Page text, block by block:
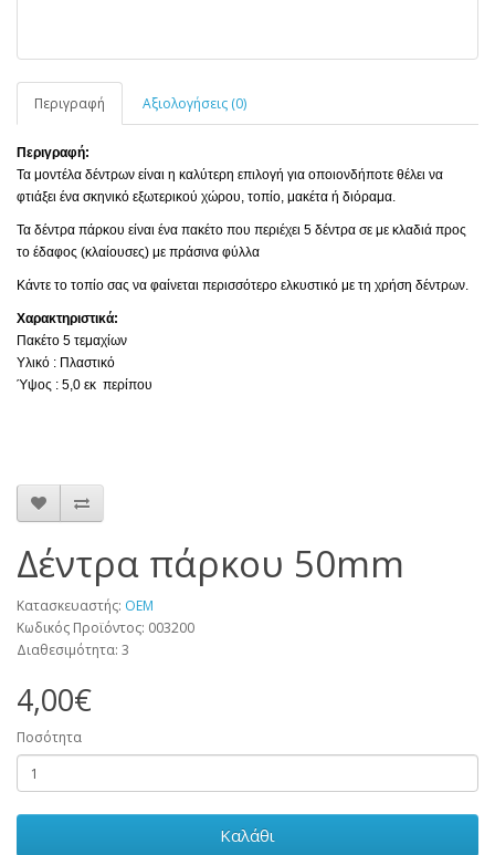
Περιγραφή Αξιολογήσεις (0)
Περιγραφή:
Τα μοντέλα δέντρων είναι η καλύτερη επιλογή για οποιονδήποτε θέλει να
φτιάξει ένα σκηνικό εξωτερικού χώρου, τοπίο, μακέτα ή διόραμα.
Τα δέντρα πάρκου είναι ένα πακέτο που περιέχει 5 δέντρα σε με κλαδιά προς
το έδαφος (κλαίουσες) με πράσινα φύλλα
Κάντε το τοπίο σας να φαίνεται περισσότερο ελκυστικό με τη χρήση δέντρων.
Χαρακτηριστικά:
Πακέτο 5 τεμαχίων
Υλικό : Πλαστικό
Ύψος : 5,0 εκ περίπου
Δέντρα πάρκου 50mm
Κατασκευαστής: OEM
Κωδικός Προϊόντος: 003200
Διαθεσιμότητα: 3
4,00€
Ποσότητα
Καλάθι